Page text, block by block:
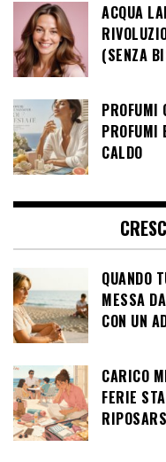
ACQUA
(SENZA
PROFUMI
PROFUMI
CALDO
QUANDO
MESSA
CON UN
CARICO
FERIE